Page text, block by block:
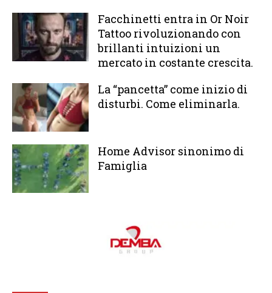
Facchinetti entra in Or Noir
Tattoo rivoluzionando con
brillanti intuizioni un
mercato in costante crescita.
La “pancetta” come inizio di
disturbi. Come eliminarla.
Home Advisor sinonimo di
Famiglia